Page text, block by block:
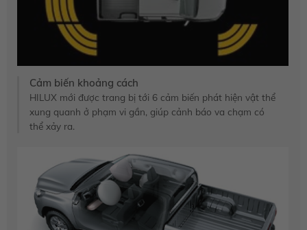
Cảm biến khoảng cách
HILUX mới được trang bị tới 6 cảm biến phát hiện vật thể
xung quanh ở phạm vi gần, giúp cảnh báo va chạm có
thể xảy ra.